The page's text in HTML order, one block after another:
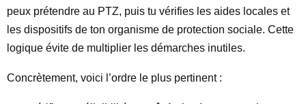
peux prétendre au PTZ, puis tu vérifies les aides locales et
les dispositifs de ton organisme de protection sociale. Cette
logique évite de multiplier les démarches inutiles.
Concrètement, voici l’ordre le plus pertinent :